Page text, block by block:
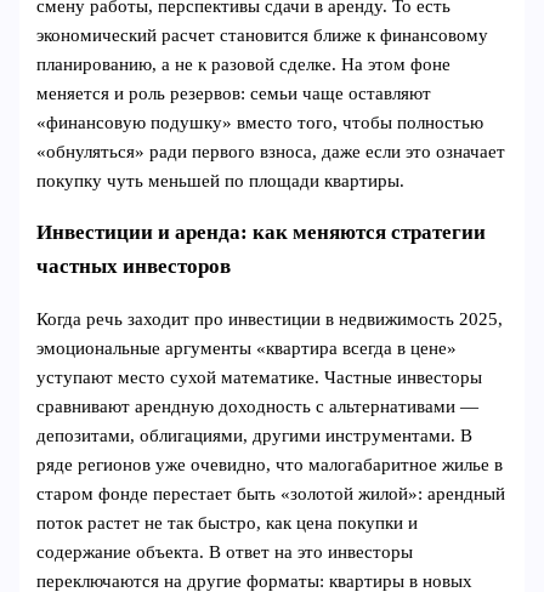
смену работы, перспективы сдачи в аренду. То есть
экономический расчет становится ближе к финансовому
планированию, а не к разовой сделке. На этом фоне
меняется и роль резервов: семьи чаще оставляют
«финансовую подушку» вместо того, чтобы полностью
«обнуляться» ради первого взноса, даже если это означает
покупку чуть меньшей по площади квартиры.
Инвестиции и аренда: как меняются стратегии
частных инвесторов
Когда речь заходит про инвестиции в недвижимость 2025,
эмоциональные аргументы «квартира всегда в цене»
уступают место сухой математике. Частные инвесторы
сравнивают арендную доходность с альтернативами —
депозитами, облигациями, другими инструментами. В
ряде регионов уже очевидно, что малогабаритное жилье в
старом фонде перестает быть «золотой жилой»: арендный
поток растет не так быстро, как цена покупки и
содержание объекта. В ответ на это инвесторы
переключаются на другие форматы: квартиры в новых